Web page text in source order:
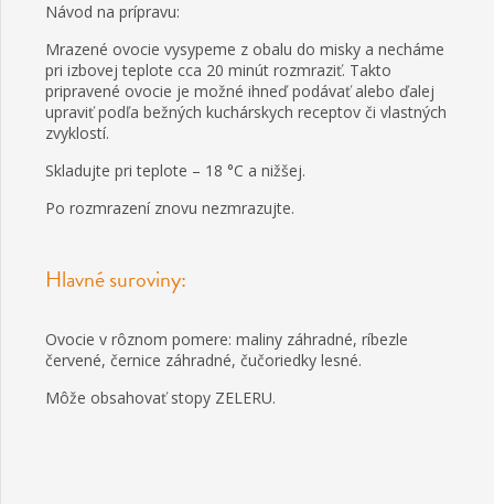
Návod na prípravu:
Mrazené ovocie vysypeme z obalu do misky a necháme
pri izbovej teplote cca 20 minút rozmraziť. Takto
pripravené ovocie je možné ihneď podávať alebo ďalej
upraviť podľa bežných kuchárskych receptov či vlastných
zvyklostí.
Skladujte pri teplote – 18 °C a nižšej.
Po rozmrazení znovu nezmrazujte.
Hlavné suroviny:
Ovocie v rôznom pomere: maliny záhradné, ríbezle
červené, černice záhradné, čučoriedky lesné.
Môže obsahovať stopy ZELERU.